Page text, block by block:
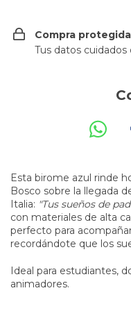
Compra protegida
Tus datos
Esta birome azul rinde
Bosco sobre la llegada
Italia: "Tus sueños de
con materiales de alta
perfecto para
recordándote que los
Ideal para estudiantes,
animadores.